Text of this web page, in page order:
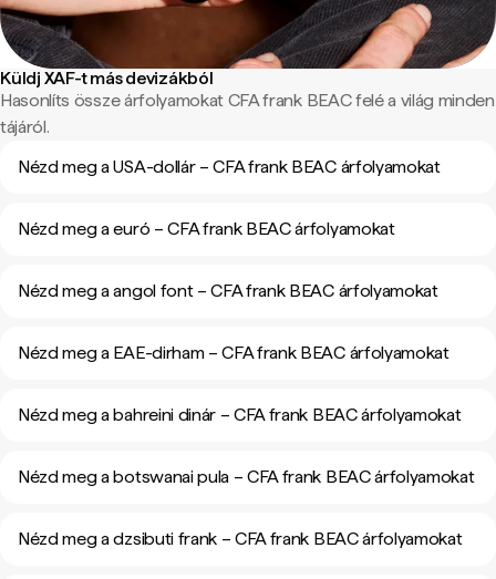
Küldj XAF-t más devizákból
Hasonlíts össze árfolyamokat CFA frank BEAC felé a világ minden
tájáról.
Nézd meg a USA-dollár – CFA frank BEAC árfolyamokat
Nézd meg a euró – CFA frank BEAC árfolyamokat
Nézd meg a angol font – CFA frank BEAC árfolyamokat
Nézd meg a EAE-dirham – CFA frank BEAC árfolyamokat
Nézd meg a bahreini dinár – CFA frank BEAC árfolyamokat
Nézd meg a botswanai pula – CFA frank BEAC árfolyamokat
Nézd meg a dzsibuti frank – CFA frank BEAC árfolyamokat